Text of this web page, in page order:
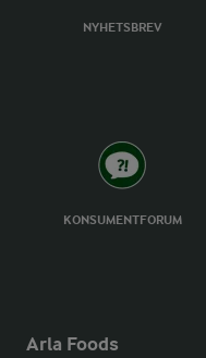
NYHETSBREV
KONSUMENTFORUM
Arla Foods